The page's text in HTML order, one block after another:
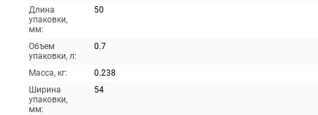
Длина
упаковки,
мм:
50
Объем
упаковки, л:
0.7
Масса, кг:
0.238
Ширина
упаковки,
мм:
54